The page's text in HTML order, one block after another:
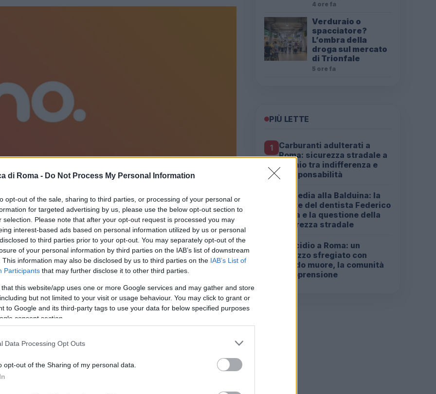
di Roma - Do Not Process My Personal Information
opt-out of the sale, sharing to third parties, or processing of your personal or
for targeted advertising by us, please use the below opt-out section to
selection. Please note that after your opt-out request is processed you may
interest-based ads based on personal information utilized by us or personal
to third parties prior to your opt-out. You may separately opt-out of the
of your personal information by third parties on the IAB’s list of downstream
This information may also be disclosed by us to third parties on the IAB’s List of
Participants that may further disclose it to other third parties.
that this website/app uses one or more Google services and may gather and store
but not limited to your visit or usage behaviour. You may click to grant or
to Google and its third-party tags to use your data for below specified purposes
consent section.
Data Processing Opt Outs
opt-out of the Sharing of my personal data.
del nuovo operatore di casa Vodafone,
eccezionale :
arriva l’autovelox. Multe per chi
4 ore fa
Verduraio o
spacciatore?
L’ombra della
droga sul mercato
di Trionfale
5 ore fa
PIÙ LETTE
1
Carburanti adulterati a
Roma: sicurezza stradale a
rischio tra indifferenza e
irresponsabilità
Tragedia alla Balduina: la
morte del dentista Federico
Derla e la questione della
sicurezza stradale
Omicidio a Roma: un
ragazzo sfregiato con
l’acido muore, la comunità
in apprensione